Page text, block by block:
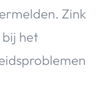
Zink
het